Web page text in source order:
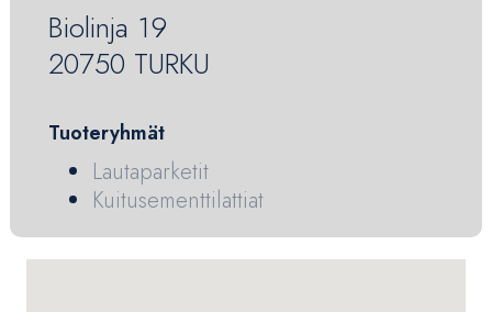
Biolinja 19
20750 TURKU
Tuoteryhmät
Lautaparketit
Kuitusementtilattiat